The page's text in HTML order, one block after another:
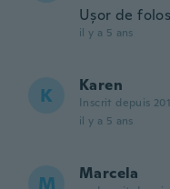
Ușor de
il y a 5 ans
K Karen
Inscrit depuis
il y a 5 ans
M Marcela